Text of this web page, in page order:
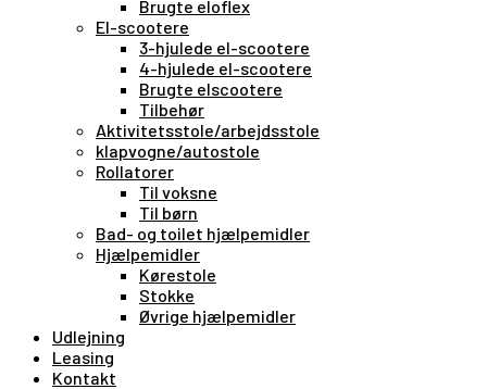
Brugte eloflex
El-scootere
3-hjulede el-scootere
4-hjulede el-scootere
Brugte elscootere
Tilbehør
Aktivitetsstole/arbejdsstole
klapvogne/autostole
Rollatorer
Til voksne
Til børn
Bad- og toilet hjælpemidler
Hjælpemidler
Kørestole
Stokke
Øvrige hjælpemidler
Udlejning
Leasing
Kontakt